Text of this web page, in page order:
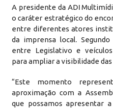
A presidente da ADI
o caráter estratégico do
entre diferentes atores
da imprensa local.
entre Legislativo e
para ampliar a visibilidade
“Este momento
aproximação com a
que possamos apresentar